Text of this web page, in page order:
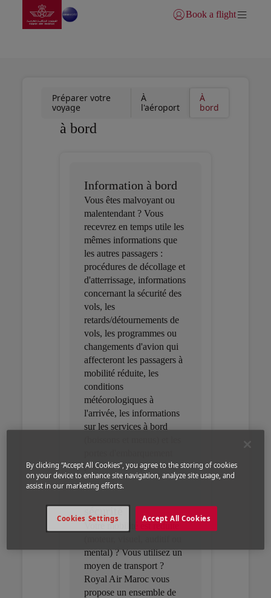
Saut au contenu principal
Aller à la page accueil
Se connecter | S’inscrire)
Book a flight
Préparer votre
voyage
À
l'aéroport
À
bord
à bord
Information à bord
Vous êtes malvoyant ou
malentendant ? Vous
recevrez en temps utile les
mêmes informations que
les autres passagers :
procédures de décollage et
d'atterrissage, informations
concernant la sécurité des
vols, les
retards/détournements de
vols, les programmes ou
changements d'avion qui
affecteront les passagers à
mobilité réduite, les
conditions
météorologiques à
l'arrivée, les informations
sur les services à bord
pour les correspondances.
sécurité
Votre mobilité est réduite
mental) ? Vous utilisez un
moyen de transport ?
Royal Air Maroc vous
propose un ensemble de
By clicking “Accept All Cookies”, you agree to the storing of cookies
on your device to enhance site navigation, analyze site usage, and
assist in our marketing efforts.
Accept All Cookies
Cookies Settings